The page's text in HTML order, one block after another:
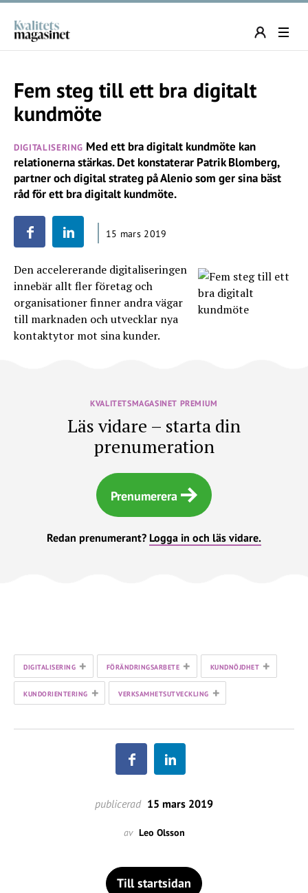
Fem steg till ett bra digitalt
kundmöte
DIGITALISERING Med ett bra digitalt kundmöte kan
relationerna stärkas. Det konstaterar Patrik Blomberg,
partner och digital strateg på Alenio som ger sina bäst
råd för ett bra digitalt kundmöte.
15 mars 2019
Den accelererande digitaliseringen
innebär allt fler företag och
organisationer finner andra vägar
till marknaden och utvecklar nya
kontaktytor mot sina kunder.
KVALITETSMAGASINET PREMIUM
Läs vidare – starta din
prenumeration
Prenumerera
Redan prenumerant? Logga in och läs vidare.
DIGITALISERING + FÖRÄNDRINGSARBETE + KUNDNÖJDHET +
KUNDORIENTERING + VERKSAMHETSUTVECKLING +
publicerad 15 mars 2019
av Leo Olsson
Till startsidan